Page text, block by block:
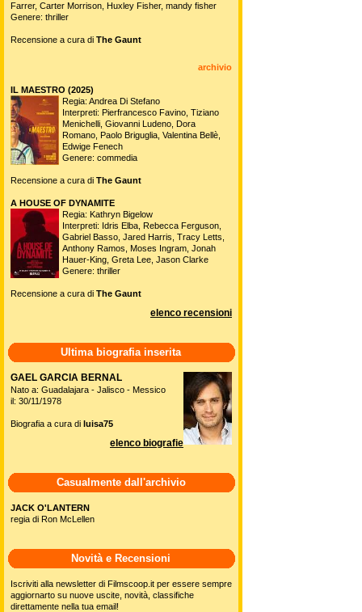
Farrer, Carter Morrison, Huxley Fisher, mandy fisher
Genere: thriller
Recensione a cura di The Gaunt
archivio
IL MAESTRO (2025)
Regia: Andrea Di Stefano
Interpreti: Pierfrancesco Favino, Tiziano
Menichelli, Giovanni Ludeno, Dora
Romano, Paolo Briguglia, Valentina Bellè,
Edwige Fenech
Genere: commedia
Recensione a cura di The Gaunt
A HOUSE OF DYNAMITE
Regia: Kathryn Bigelow
Interpreti: Idris Elba, Rebecca Ferguson,
Gabriel Basso, Jared Harris, Tracy Letts,
Anthony Ramos, Moses Ingram, Jonah
Hauer-King, Greta Lee, Jason Clarke
Genere: thriller
Recensione a cura di The Gaunt
elenco recensioni
Ultima biografia inserita
GAEL GARCIA BERNAL
Nato a: Guadalajara - Jalisco - Messico
il: 30/11/1978
Biografia a cura di luisa75
elenco biografie
Casualmente dall'archivio
JACK O'LANTERN
regia di Ron McLellen
Novità e Recensioni
Iscriviti alla newsletter di Filmscoop.it per essere sempre
aggiornarto su nuove uscite, novità, classifiche
direttamente nella tua email!